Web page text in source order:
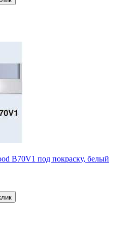
B70V1 под покраску, белый